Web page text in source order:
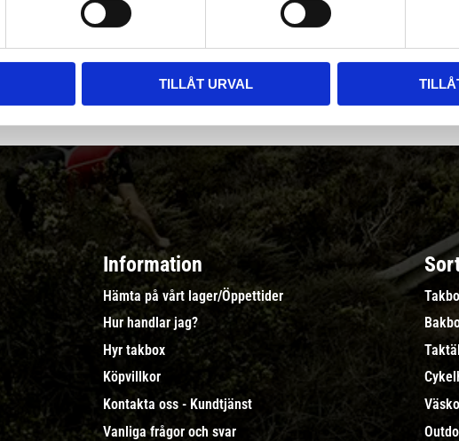
TILLÅT URVAL
erbjudanden
Information
Hämta på vårt lager/Öppettider
Hur handlar jag?
Hyr takbox
Köpvillkor
Kontakta oss - Kundtjänst
Vanliga frågor och svar